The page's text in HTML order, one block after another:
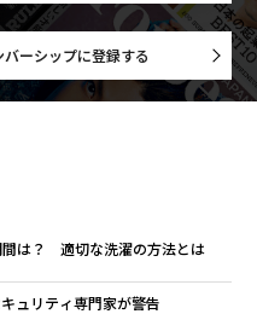
バーシップに登録する
間は？ 適切な洗濯の方法とは
ュリティ専門家が警告